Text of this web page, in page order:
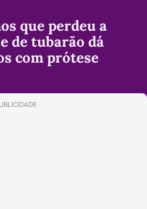
que perdeu a
de tubarão dá
com prótese